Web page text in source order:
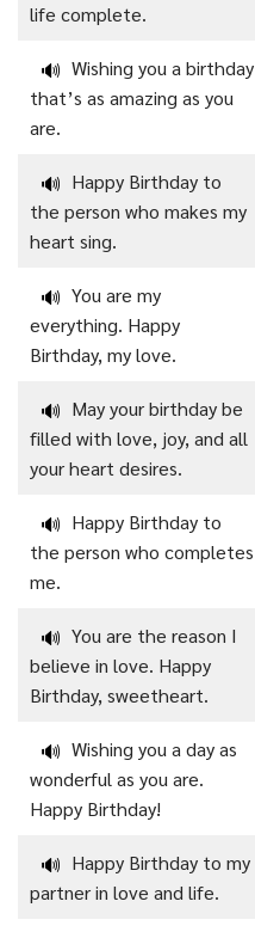
life complete.
🔊 Wishing you a birthday
that’s as amazing as you
are.
🔊 Happy Birthday to
the person who makes my
heart sing.
🔊 You are my
everything. Happy
Birthday, my love.
🔊 May your birthday be
filled with love, joy, and all
your heart desires.
🔊 Happy Birthday to
the person who completes
me.
🔊 You are the reason I
believe in love. Happy
Birthday, sweetheart.
🔊 Wishing you a day as
wonderful as you are.
Happy Birthday!
🔊 Happy Birthday to my
partner in love and life.